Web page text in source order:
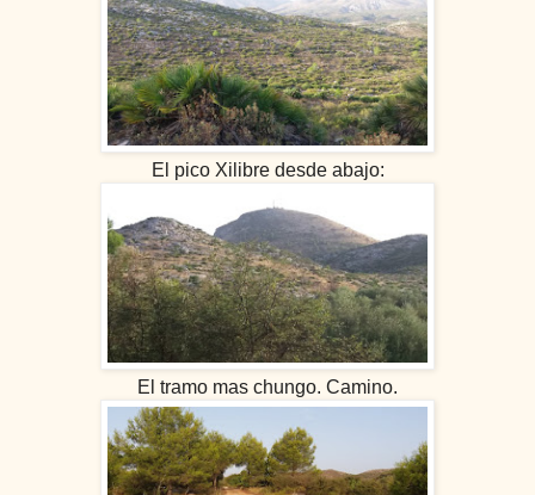
El pico Xilibre desde abajo:
El tramo mas chungo. Camino.